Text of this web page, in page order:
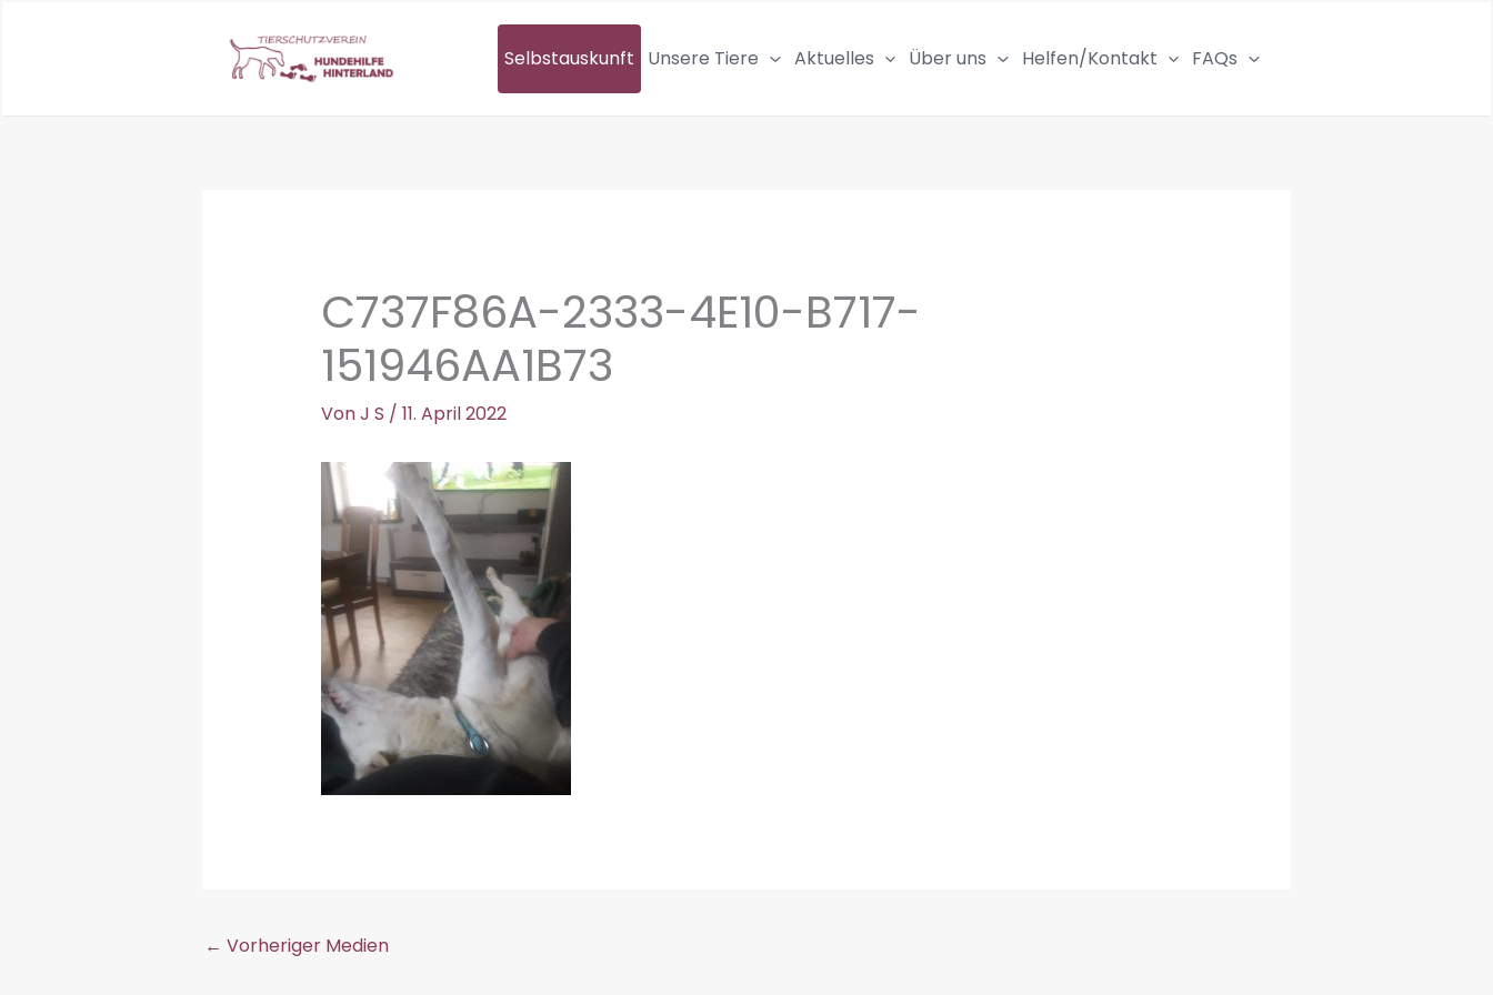
Selbstauskunft Unsere Tiere Aktuelles Über uns Helfen/Kontakt FAQs
C737F86A-2333-4E10-B717-
151946AA1B73
VonJ S / 11. April 2022
← Vorheriger Medien